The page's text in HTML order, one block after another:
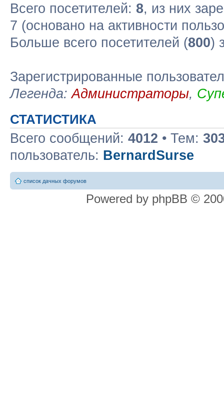
Всего посетителей: 8, из них
7 (основано на активности
Больше всего посетителей (800)
Зарегистрированные
Легенда:Администраторы,
СТАТИСТИКА
Всего сообщений: 4012 • Тем:
пользователь: BernardSurse
список дачных форумов
Powered by phpBB ©